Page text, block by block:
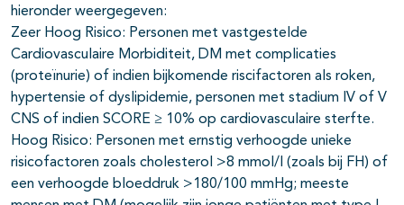
hieronder weergegeven:
Zeer Hoog Risico: Personen met vastgestelde
Cardiovasculaire Morbiditeit, DM met complicaties
(proteïnurie) of indien bijkomende riscifactoren als roken,
hypertensie of dyslipidemie, personen met stadium IV of V
CNS of indien SCORE ≥ 10% op cardiovasculaire sterfte.
Hoog Risico: Personen met ernstig verhoogde unieke
risicofactoren zoals cholesterol >8 mmol/l (zoals bij FH) of
een verhoogde bloeddruk >180/100 mmHg; meeste